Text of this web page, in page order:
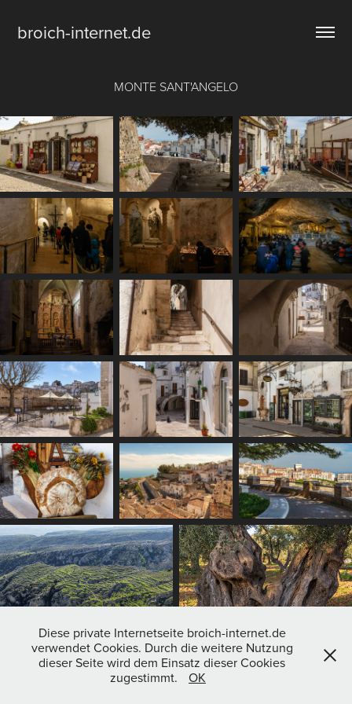
broich-internet.de
MONTE SANT'ANGELO
Diese private Internetseite broich-internet.de
verwendet Cookies. Durch die weitere Nutzung
dieser Seite wird dem Einsatz dieser Cookies
zugestimmt.
OK